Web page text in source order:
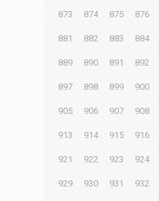
873 874 875 876
881 882 883 884
889 890 891 892
897 898 899 900
905 906 907 908
913 914 915 916
921 922 923 924
929 930 931 932